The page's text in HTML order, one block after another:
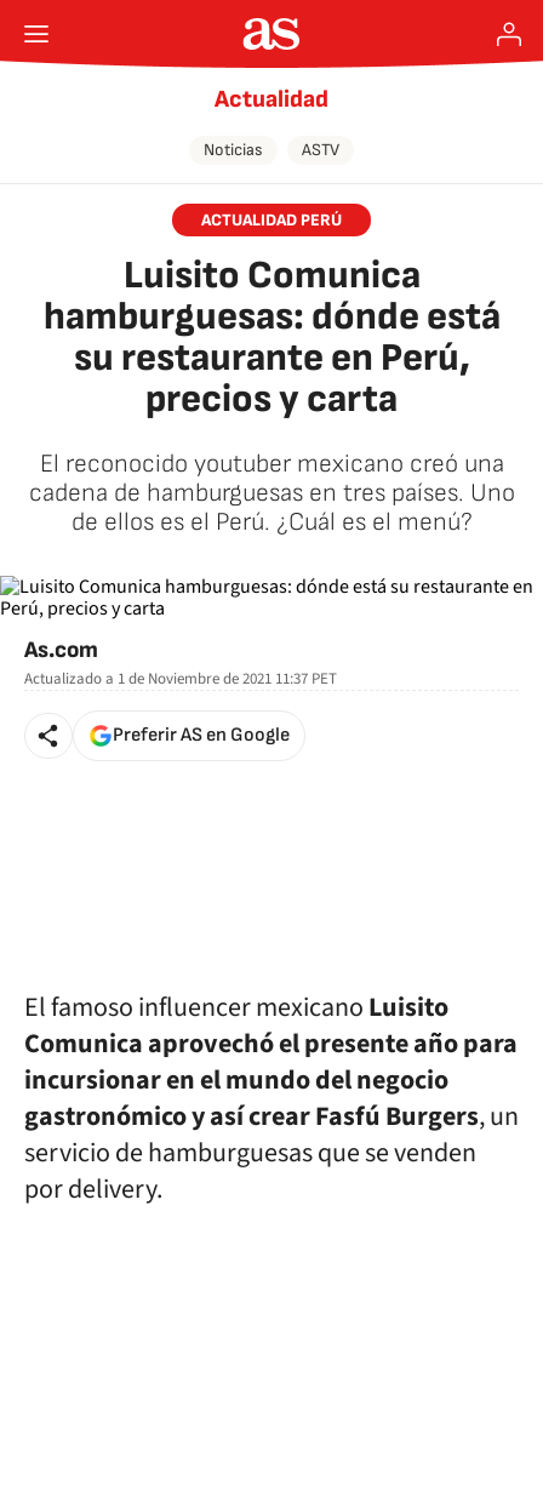
Actualidad
Noticias ASTV
ACTUALIDAD PERÚ
Luisito Comunica
hamburguesas: dónde está
su restaurante en Perú,
precios y carta
El reconocido youtuber mexicano creó una
cadena de hamburguesas en tres países. Uno
de ellos es el Perú. ¿Cuál es el menú?
As.com
Actualizado a 1 de Noviembre de 2021 11:37 PET
Preferir AS en Google
El famoso influencer mexicanoLuisito
Comunica aprovechó el presente año para
incursionar en el mundo del negocio
gastronómico y así crear Fasfú Burgers, un
servicio de hamburguesas que se venden
por delivery.